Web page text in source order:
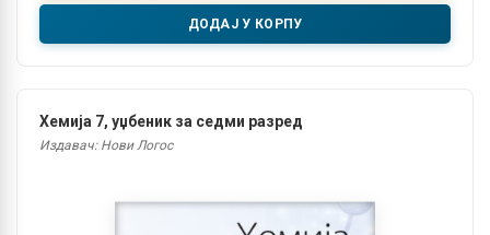
ДОДАЈ У КОРПУ
Хемија 7, уџбеник за седми разред
Издавач: Нови Логос